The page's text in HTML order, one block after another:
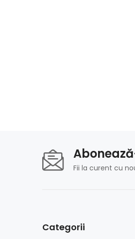
Fii la curent cu
Categorii